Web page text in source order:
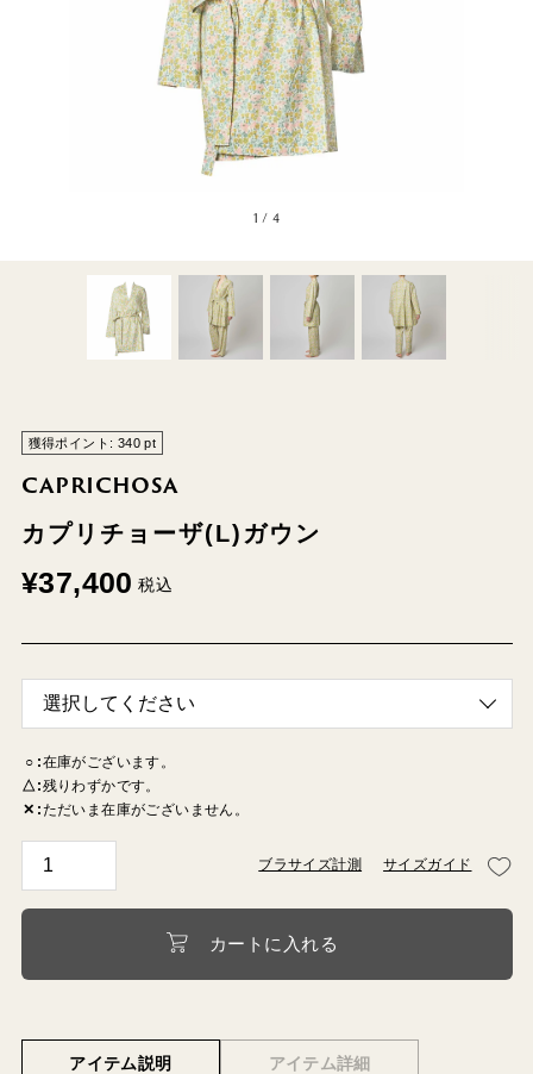
1 / 4
獲得ポイント: 340 pt
CAPRICHOSA
カプリチョーザ(L)ガウン
¥37,400 税込
○ 在庫がございます。
△ 残りわずかです。
✕ ただいま在庫がございません。
ブラサイズ計測 サイズガイド
カートに入れる
アイテム説明 アイテム詳細